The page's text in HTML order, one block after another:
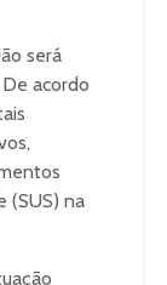
será
acordo
(SUS) na